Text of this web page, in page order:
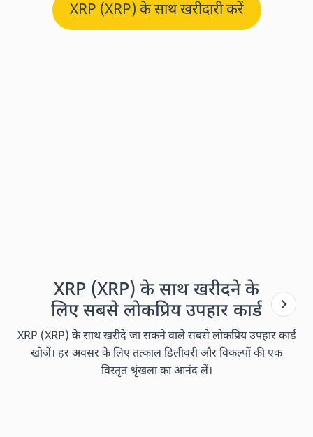
XRP (XRP) के साथ खरीदारी करें
XRP (XRP) के साथ खरीदने के
लिए सबसे लोकप्रिय उपहार कार्ड
XRP (XRP) के साथ खरीदे जा सकने वाले सबसे लोकप्रिय उपहार कार्ड
खोजें। हर अवसर के लिए तत्काल डिलीवरी और विकल्पों की एक
विस्तृत श्रृंखला का आनंद लें।